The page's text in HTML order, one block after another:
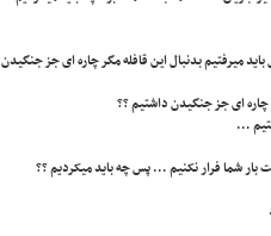
این نزدیک را پاسخ میدادیم و نزدیکمان دور شد و دور و دور و دور به ساعات ۸ سال باید میرفتیم بدنبال این قافله مگر چاره ای جز جنگیدن
ای جز جنگیدن داشتیم ؟؟
…
بار شما فرار نکنیم … پس چه باید میکردیم ؟؟